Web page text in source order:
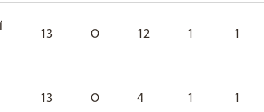
13 O 12 1 1
13 O 4 1 1